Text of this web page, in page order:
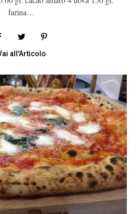
farina…
all'Articolo